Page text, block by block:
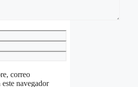
correo
navegador